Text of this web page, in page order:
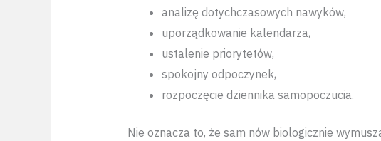
analizę dotychczasowych nawyków,
uporządkowanie kalendarza,
ustalenie priorytetów,
spokojny odpoczynek,
rozpoczęcie dziennika samopoczucia.
Nie oznacza to, że sam nów biologicznie